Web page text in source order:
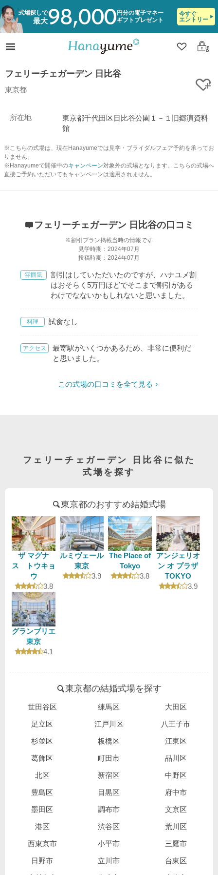
式場探しで
最大98,000 円分の電子マネー
ギフトプレゼント
今すぐ
エントリー
クリップ
ログ
フェリーチェガーデン 日比谷
東京都
所在地
東京都千代田区日比谷公園１－１旧郷演資料
館
※こちらの式場は、現在Hanayumeでは見学・ブライダルフェア予約を承ってお
りません。
※Hanayumeで開催中のキャンペーン対象外の式場となります。こちらの式場へ
直接ご予約いただいてもキャンペーンは適用されません。
フェリーチェガーデン 日比谷の口コミ
※割引プラン掲載当時の情報です
見学時期：2024年07月
投稿時期：2024年07月
雰囲気
割引はしていただいたのですが、ハナユメ割
はおそらく5万円ほどでそこまで割引がある
わけでなないかもしれないと思いました。
料理 試食なし
アクセス
最寄駅がいくつかあるため、非常に便利だ
と思いました。
この式場の口コミを全て見る
フェリーチェガーデン 日比谷に似た
式場を探す
東京都のおすすめ結婚式場
ザ マグナ
ス トウキョ
ウ
口コミ評価
3.8
ルミヴェール
東京
口コミ評価
3.9
The Place of
Tokyo
口コミ評価
3.8
アンジェリオ
ン オ プラザ
TOKYO
口コミ評
3.9
グランブリエ
東京
口コミ評価
4.1
東京都の結婚式場を探す
世田谷区 練馬区 大田区
足立区 江戸川区 八王子市
杉並区 板橋区 江東区
葛飾区 町田市 品川区
北区 新宿区 中野区
豊島区 目黒区 府中市
墨田区 調布市 文京区
港区 渋谷区 荒川区
西東京市 小平市 三鷹市
日野市 立川市 台東区